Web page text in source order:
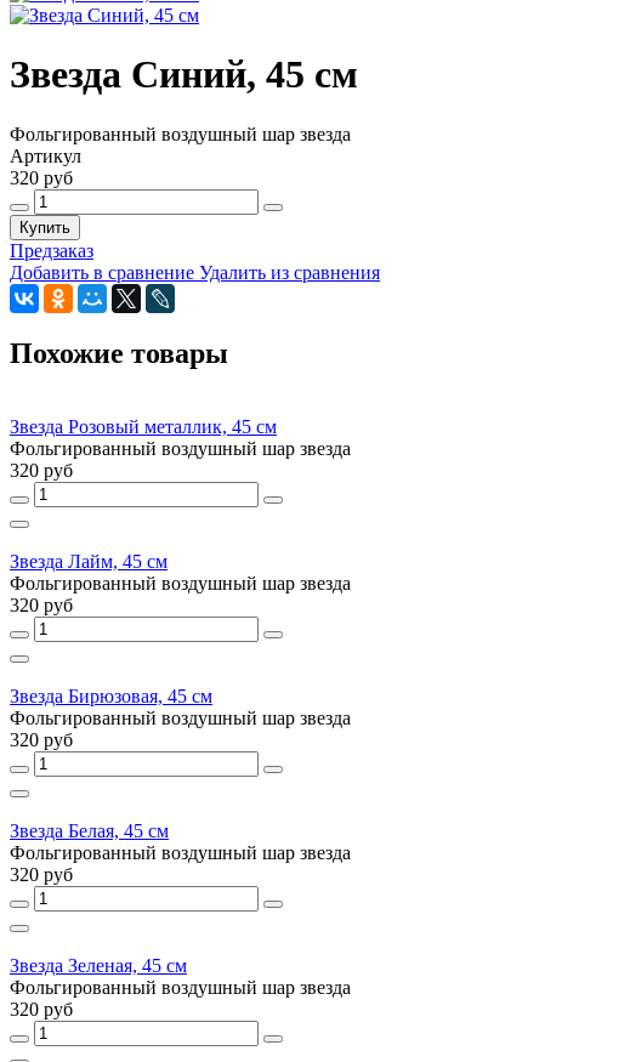
Звезда Синий, 45 см
Фольгированный воздушный шар звезда
Артикул
320 руб
Купить
Предзаказ
Добавить в сравнение Удалить из сравнения
Похожие товары
Звезда Розовый металлик, 45 см
Фольгированный воздушный шар звезда
320 руб
Звезда Лайм, 45 см
Фольгированный воздушный шар звезда
320 руб
Звезда Бирюзовая, 45 см
Фольгированный воздушный шар звезда
320 руб
Звезда Белая, 45 см
Фольгированный воздушный шар звезда
320 руб
Звезда Зеленая, 45 см
Фольгированный воздушный шар звезда
320 руб